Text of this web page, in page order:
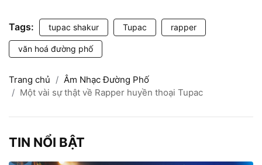
Tags: tupac shakur Tupac rapper
văn hoá đường phố
Trang chủ
Âm Nhạc Đường Phố
Một vài sự thật về Rapper huyền thoại Tupac
TIN NỔI BẬT